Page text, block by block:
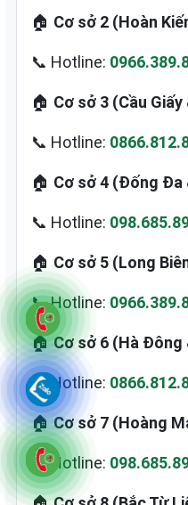
🏠 Cơ sở 2 (Hoàn
📞 Hotline:
🏠 Cơ sở 3 (Cầu
📞 Hotline:
🏠 Cơ sở 4 (Đống Đa
📞 Hotline:
🏠 Cơ sở 5 (Long
📞 Hotline:
🏠Cơ sở 6 (Hà
📞 Hotline:
🏠Cơ sở 7 (Hoàng
📞 Hotline: